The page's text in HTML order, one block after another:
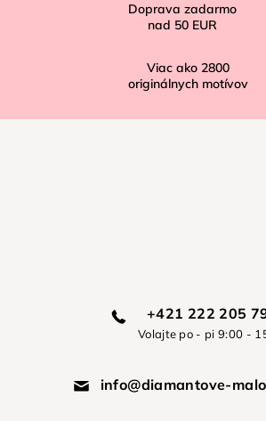
Doprava zadarmo
nad 50 EUR
Viac ako 2800
originálnych motívov
+421 222 205
Volajte po - pi 9:00 -
info@diamantove-